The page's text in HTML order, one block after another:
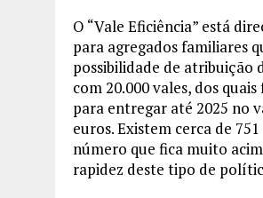
O “Vale Eficiência” está
para agregados familiares
possibilidade de atribuição
com 20.000 vales, dos
para entregar até 2025 no
euros. Existem cerca de
número que fica muito
rapidez deste tipo de